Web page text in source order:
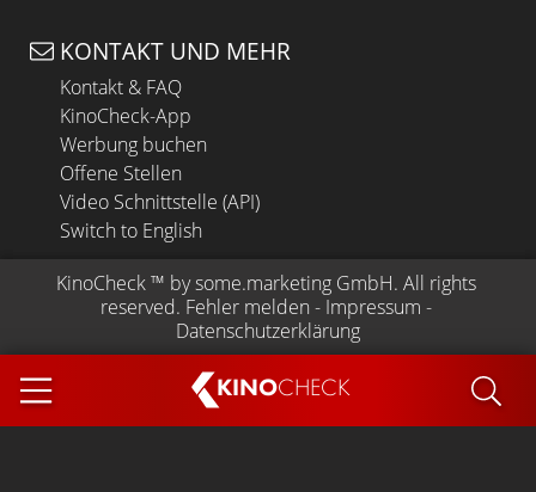
KINOCHECK
KONTAKT UND MEHR
Kontakt & FAQ
KinoCheck-App
Werbung buchen
Offene Stellen
Video Schnittstelle (API)
Switch to English
KinoCheck ™ by some.marketing GmbH. All rights
reserved. Fehler melden - Impressum -
Datenschutzerklärung